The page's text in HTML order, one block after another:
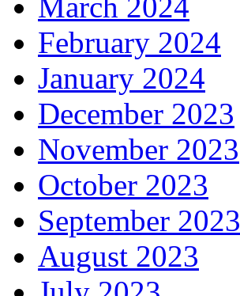
February 2024
January 2024
December 2023
November 2023
October 2023
September 2023
August 2023